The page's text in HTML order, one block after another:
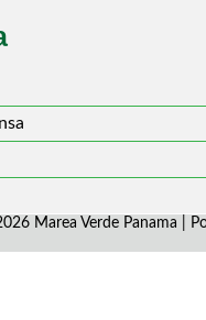
Marea Verde Panama |